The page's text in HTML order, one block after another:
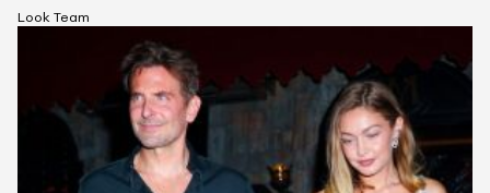
Look Team